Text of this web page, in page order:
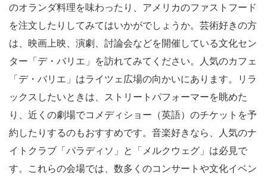
のオランダ料理を味わったり、アメリカのファストフード
を注文したりしてみてはいかがでしょうか。芸術好きの方
は、映画上映、演劇、討論会などを開催している文化セン
ター「デ・バリエ」を訪れてみてください。人気のカフェ
「デ・バリエ」はライツェ広場の向かいにあります。リラ
ックスしたいときは、ストリートパフォーマーを眺めた
り、近くの劇場でコメディショー（英語）のチケットを予
約したりするのもおすすめです。音楽好きなら、人気のナ
イトクラブ「パラディソ」と「メルクウェグ」は必見で
す。これらの会場では、数多くのコンサートや文化イベン